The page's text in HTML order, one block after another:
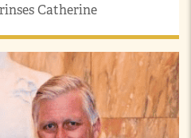
Catherine